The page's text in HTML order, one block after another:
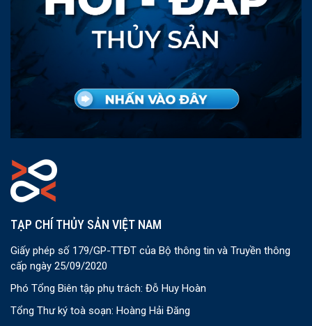
TẠP CHÍ THỦY SẢN VIỆT NAM
Giấy phép số 179/GP-TTĐT của Bộ thông tin và Truyền thông
cấp ngày 25/09/2020
Phó Tổng Biên tập phụ trách: Đỗ Huy Hoàn
Tổng Thư ký toà soạn: Hoàng Hải Đăng